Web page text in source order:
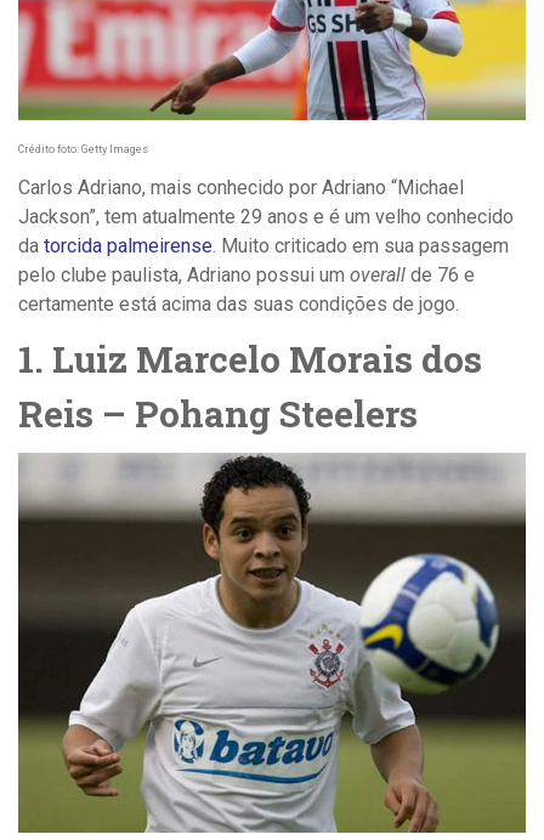
Crédito foto: Getty Images
Carlos Adriano, mais conhecido por Adriano “Michael
Jackson”, tem atualmente 29 anos e é um velho conhecido
da torcida palmeirense. Muito criticado em sua passagem
pelo clube paulista, Adriano possui um overall de 76 e
certamente está acima das suas condições de jogo.
1. Luiz Marcelo Morais dos
Reis – Pohang Steelers